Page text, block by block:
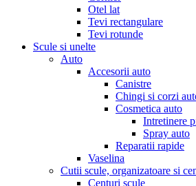
Otel lat
Tevi rectangulare
Tevi rotunde
Scule si unelte
Auto
Accesorii auto
Canistre
Chingi si corzi
Cosmetica auto
Intretinere
Spray auto
Reparatii rapide
Vaselina
Cutii scule, organizatoare si
Centuri scule